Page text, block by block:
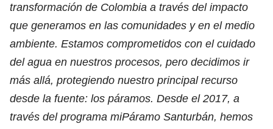
transformación de Colombia a través del impacto
que generamos en las comunidades y en el medio
ambiente. Estamos comprometidos con el cuidado
del agua en nuestros procesos, pero decidimos ir
más allá, protegiendo nuestro principal recurso
desde la fuente: los páramos. Desde el 2017, a
través del programa miPáramo Santurbán, hemos